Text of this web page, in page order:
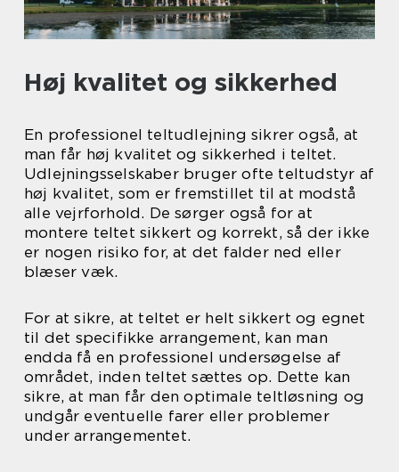
Høj kvalitet og sikkerhed
En professionel teltudlejning sikrer også, at
man får høj kvalitet og sikkerhed i teltet.
Udlejningsselskaber bruger ofte teltudstyr af
høj kvalitet, som er fremstillet til at modstå
alle vejrforhold. De sørger også for at
montere teltet sikkert og korrekt, så der ikke
er nogen risiko for, at det falder ned eller
blæser væk.
For at sikre, at teltet er helt sikkert og egnet
til det specifikke arrangement, kan man
endda få en professionel undersøgelse af
området, inden teltet sættes op. Dette kan
sikre, at man får den optimale teltløsning og
undgår eventuelle farer eller problemer
under arrangementet.